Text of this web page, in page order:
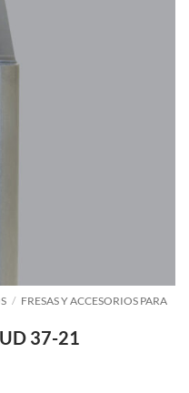
/ FRESAS Y ACCESORIOS PARA
37-21